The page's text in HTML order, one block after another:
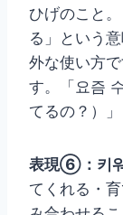
ひげのこと
る」という
外な使い方
す。「요즘
てるの？）
表現⑥：키워
てくれる・